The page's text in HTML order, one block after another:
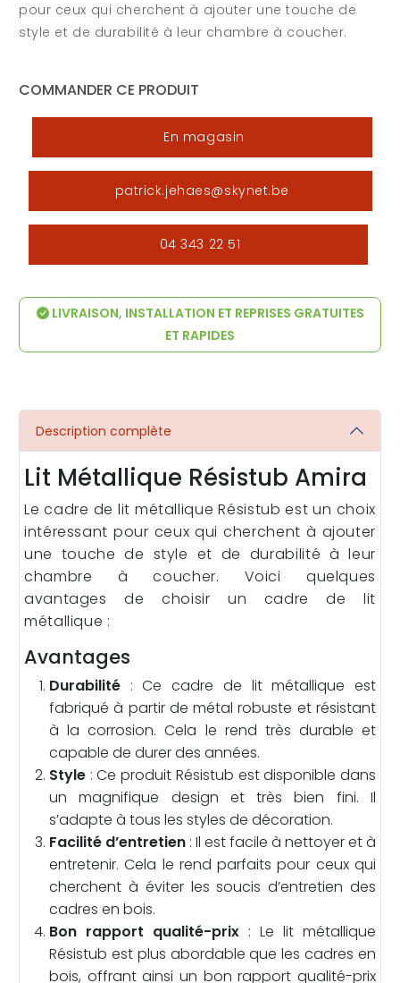
pour ceux qui cherchent à ajouter une touche de
style et de durabilité à leur chambre à coucher.
COMMANDER CE PRODUIT
En magasin
patrick.jehaes@skynet.be
04 343 22 51
LIVRAISON, INSTALLATION ET REPRISES GRATUITES
ET RAPIDES
Description complète
Lit Métallique Résistub Amira
Le cadre de lit métallique Résistub est un choix
intéressant pour ceux qui cherchent à ajouter
une touche de style et de durabilité à leur
chambre à coucher. Voici quelques
avantages de choisir un cadre de lit
métallique :
Avantages
Durabilité : Ce cadre de lit métallique est
fabriqué à partir de métal robuste et résistant
à la corrosion. Cela le rend très durable et
capable de durer des années.
Style : Ce produit Résistub est disponible dans
un magnifique design et très bien fini. Il
s’adapte à tous les styles de décoration.
Facilité d’entretien : Il est facile à nettoyer et à
entretenir. Cela le rend parfaits pour ceux qui
cherchent à éviter les soucis d’entretien des
cadres en bois.
Bon rapport qualité-prix : Le lit métallique
Résistub est plus abordable que les cadres en
bois, offrant ainsi un bon rapport qualité-prix